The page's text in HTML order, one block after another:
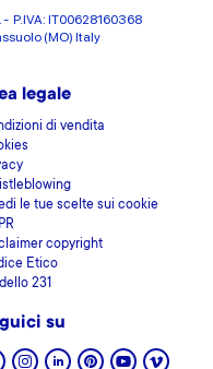
- P.IVA: IT00628160368
(MO) Italy
legale
di vendita
le tue scelte sui cookie
copyright
Etico
231
su